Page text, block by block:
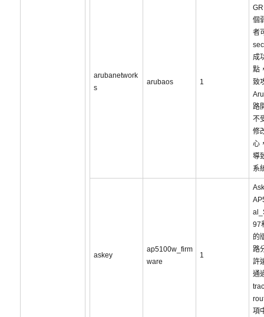
arubanetwork
s
arubaos 1
個
者
成
點
致
路
不
修
心
導
系
askey
ap5100w_firm
ware
1
97
的
路
許
通
項